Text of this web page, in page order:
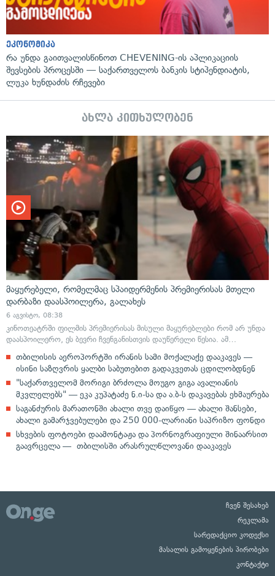
ეკონომიკა
რა უნდა გაითვალისწინოთ CHEVENING-ის აპლიკაციის
შევსების პროცესში — საქართველოს ბანკის სტიპენდიატის,
ლუკა ხუნდაძის რჩევები
ახლა კითხულობენ
მაყურებელი, რომელმაც სპაიდერმენის პრემიერისას მთელი
დარბაზი დაასპოილერა, გალახეს
6 აგვისტო, 08:38
კინოთეატრში ფილმის პრემიერისას მისული მაყურებლები რომ არ უნდა
დაასპოილერო, ეს ბევრი ჩვენგანისთვის დაუწერელი წესია. ამ…
თბილისის აეროპორტში ირანის სამი მოქალაქე დააკავეს —
ისინი საზღვრის ყალბი საბუთებით გადაკვეთას ცდილობდნენ
"საქართველომ მორიგი ბრძოლა მოუგო გიგა ავალიანის
მკვლელებს" — ეკა კუპატაძე ნ.ი-სა და ა.ბ-ს დაკავებას ეხმაურება
საგანძურის მარათონში ახალი თვე დაიწყო — ახალი შანსები,
ახალი გამარჯვებულები და 250 000-ლარიანი საპრიზო ფონდი
სხვების ფოტოები დაამონტაჟა და პორნოგრაფიული შინაარსით
გაავრცელა — თბილისში არასრულწლოვანი დააკავეს
ჩვენ შესახებ
რეკლამა
სარედაქციო კოდექსი
მასალის გამოყენების პირობები
კონტაქტი